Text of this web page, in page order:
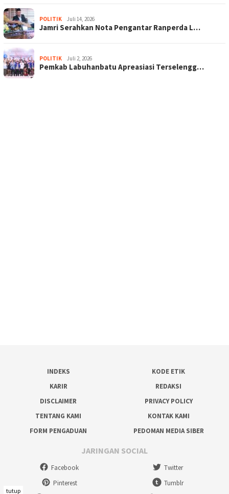
POLITIK Juli 14, 2026
Jamri Serahkan Nota Pengantar Ranperda L…
POLITIK Juli 2, 2026
Pemkab Labuhanbatu Apreasiasi Terselengg…
INDEKS
KODE ETIK
KARIR
REDAKSI
DISCLAIMER
PRIVACY POLICY
TENTANG KAMI
KONTAK KAMI
FORM PENGADUAN
PEDOMAN MEDIA SIBER
JARINGAN SOCIAL
Facebook
Twitter
Pinterest
Tumblr
tutup